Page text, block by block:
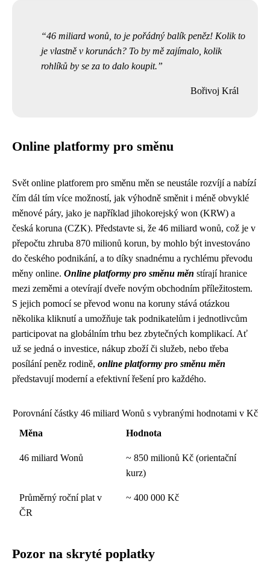
46 miliard wonů, to je pořádný balík peněz! Kolik to
je vlastně v korunách? To by mě zajímalo, kolik
rohlíků by se za to dalo koupit.
Bořivoj Král
Online platformy pro směnu
Svět online platforem pro směnu měn se neustále rozvíjí a nabízí
čím dál tím více možností, jak výhodně směnit i méně obvyklé
měnové páry, jako je například jihokorejský won (KRW) a
česká koruna (CZK). Představte si, že 46 miliard wonů, což je v
přepočtu zhruba 870 milionů korun, by mohlo být investováno
do českého podnikání, a to díky snadnému a rychlému převodu
měny online. Online platformy pro směnu měn stírají hranice
mezi zeměmi a otevírají dveře novým obchodním příležitostem.
S jejich pomocí se převod wonu na koruny stává otázkou
několika kliknutí a umožňuje tak podnikatelům i jednotlivcům
participovat na globálním trhu bez zbytečných komplikací. Ať
už se jedná o investice, nákup zboží či služeb, nebo třeba
posílání peněz rodině, online platformy pro směnu měn
představují moderní a efektivní řešení pro každého.
Porovnání částky 46 miliard Wonů s vybranými hodnotami v Kč
Měna
Hodnota
46 miliard Wonů
~ 850 milionů Kč (orientační
kurz)
Průměrný roční plat v
ČR
~ 400 000 Kč
Pozor na skryté poplatky